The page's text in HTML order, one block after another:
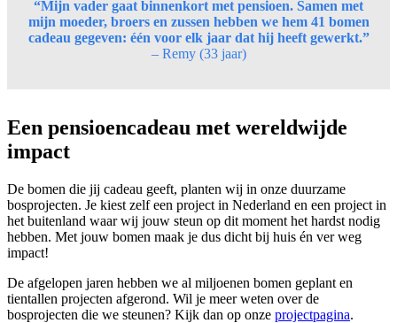
“Mijn vader gaat binnenkort met pensioen. Samen met
mijn moeder, broers en zussen hebben we hem 41 bomen
cadeau gegeven: één voor elk jaar dat hij heeft gewerkt.”
– Remy (33 jaar)
Een pensioencadeau met wereldwijde
impact
De bomen die jij cadeau geeft, planten wij in onze duurzame
bosprojecten. Je kiest zelf een project in Nederland en een project in
het buitenland waar wij jouw steun op dit moment het hardst nodig
hebben. Met jouw bomen maak je dus dicht bij huis én ver weg
impact!
De afgelopen jaren hebben we al miljoenen bomen geplant en
tientallen projecten afgerond. Wil je meer weten over de
bosprojecten die we steunen? Kijk dan op onze projectpagina.